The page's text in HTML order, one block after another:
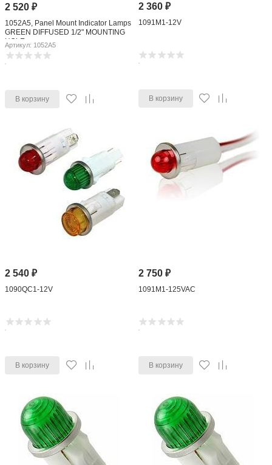
2 520₽
1052A5, Panel Mount Indicator Lamps
GREEN DIFFUSED 1/2" MOUNTING
HOLE
Артикул: 1052A5
В корзину
2 360 ₽
1091M1-12V
В корзину
2 540₽
1090QC1-12V
В корзину
2 750 ₽
1091M1-125VAC
В корзину